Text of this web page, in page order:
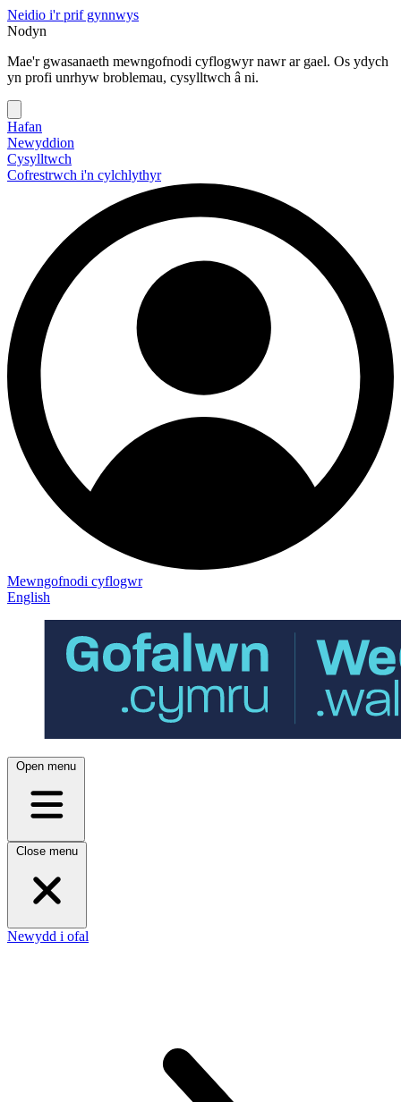
Neidio i'r prif gynnwys
Nodyn
Mae'r gwasanaeth mewngofnodi cyflogwyr nawr ar gael. Os ydych
yn profi unrhyw broblemau, cysylltwch â ni.
Hafan
Newyddion
Cysylltwch
Cofrestrwch i'n cylchlythyr
Mewngofnodi cyflogwr
English
Open menu
Close menu
Newydd i ofal